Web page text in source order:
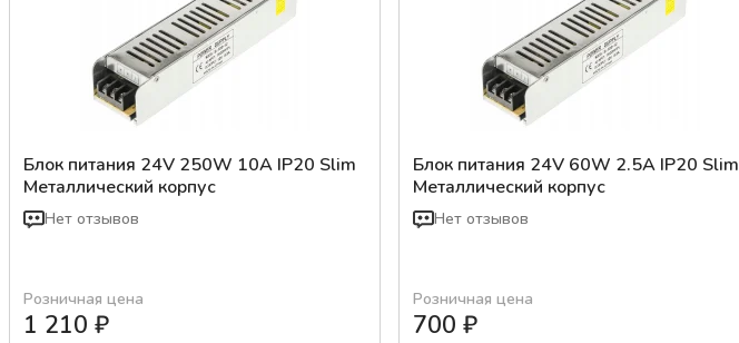
Блок питания 24V 250W 10A IP20 Slim
Металлический корпус
Нет отзывов
Розничная цена
1 210 ₽
Блок питания 24V 60W 2.5A IP20 Slim
Металлический корпус
Нет отзывов
Розничная цена
700 ₽